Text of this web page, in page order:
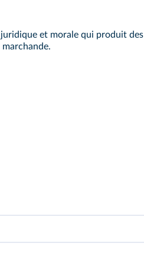
et morale qui produit des